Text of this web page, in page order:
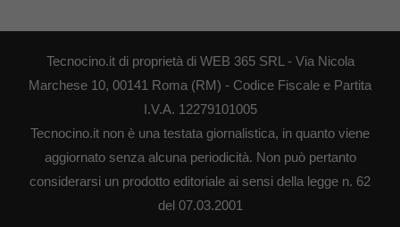
Tecnocino.it di proprietà di WEB 365 SRL - Via Nicola
Marchese 10, 00141 Roma (RM) - Codice Fiscale e Partita
I.V.A. 12279101005
Tecnocino.it non è una testata giornalistica, in quanto viene
aggiornato senza alcuna periodicità. Non può pertanto
considerarsi un prodotto editoriale ai sensi della legge n. 62
del 07.03.2001